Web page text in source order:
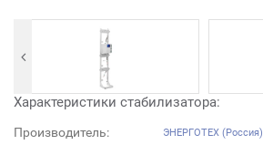
Характеристики стабилизатора:
Производитель: ЭНЕРГОТЕХ (Россия)